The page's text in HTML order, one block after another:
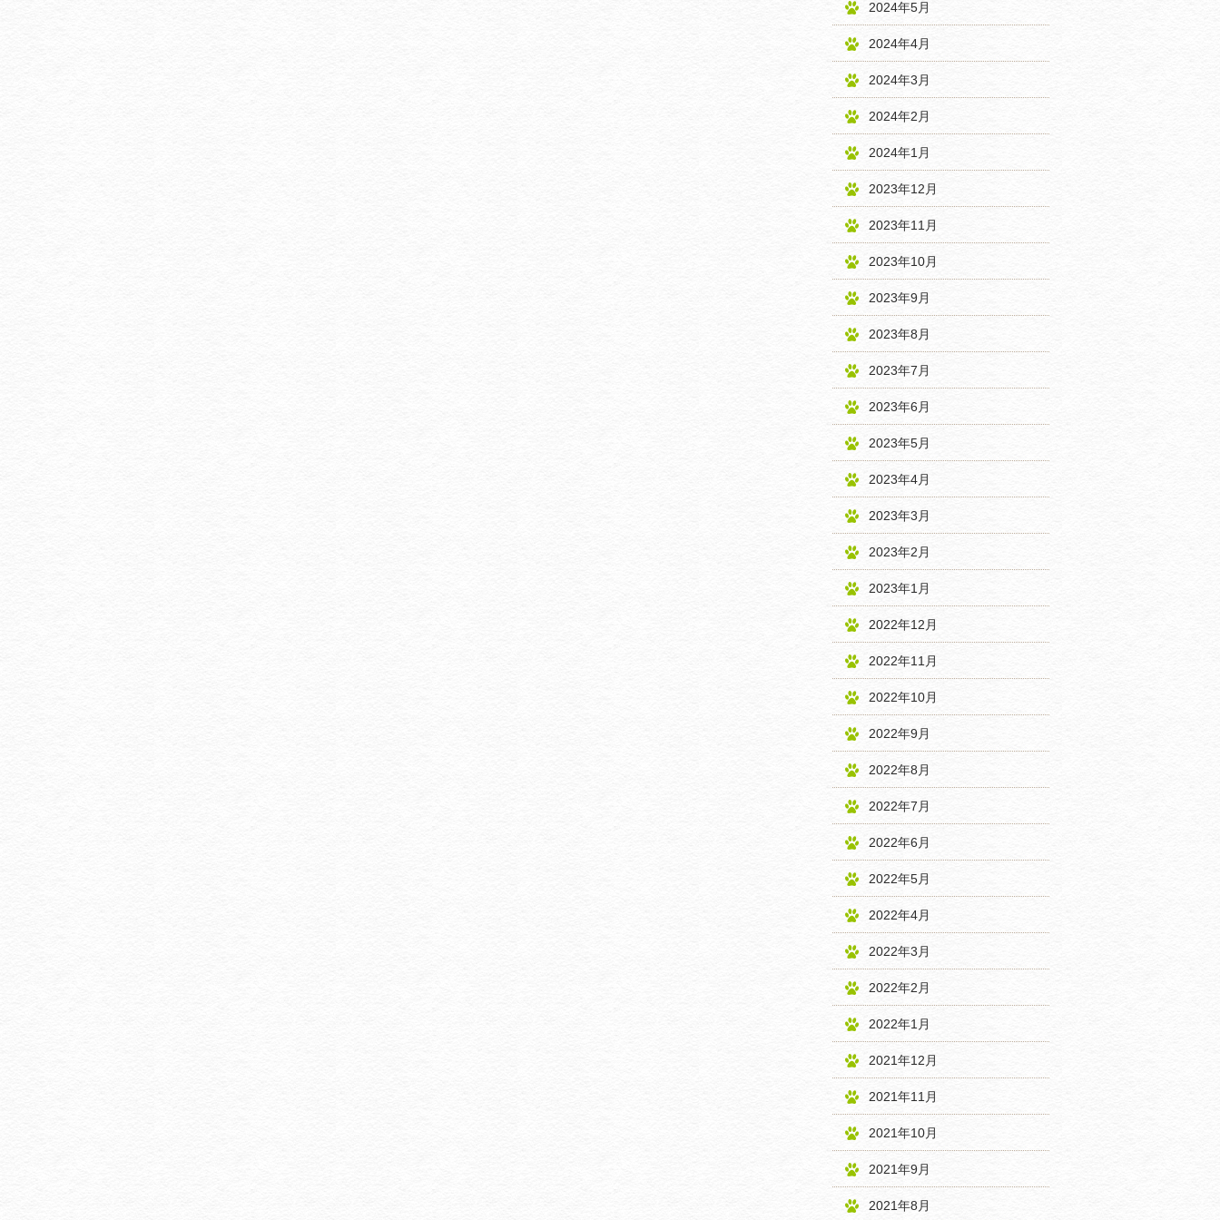
2024年5月
2024年4月
2024年3月
2024年2月
2024年1月
2023年12月
2023年11月
2023年10月
2023年9月
2023年8月
2023年7月
2023年6月
2023年5月
2023年4月
2023年3月
2023年2月
2023年1月
2022年12月
2022年11月
2022年10月
2022年9月
2022年8月
2022年7月
2022年6月
2022年5月
2022年4月
2022年3月
2022年2月
2022年1月
2021年12月
2021年11月
2021年10月
2021年9月
2021年8月